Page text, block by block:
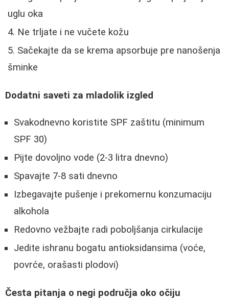
uglu oka
Ne trljate i ne vučete kožu
Sačekajte da se krema apsorbuje pre nanošenja
šminke
Dodatni saveti za mladolik izgled
Svakodnevno koristite SPF zaštitu (minimum
SPF 30)
Pijte dovoljno vode (2-3 litra dnevno)
Spavajte 7-8 sati dnevno
Izbegavajte pušenje i prekomernu konzumaciju
alkohola
Redovno vežbajte radi poboljšanja cirkulacije
Jedite ishranu bogatu antioksidansima (voće,
povrće, orašasti plodovi)
Česta pitanja o negi područja oko očiju